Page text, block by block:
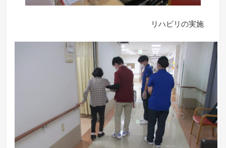
リハビリの実施